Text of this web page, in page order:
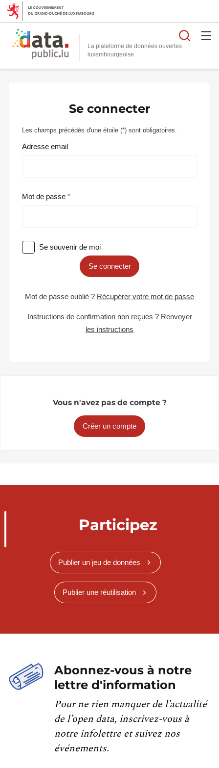
La plateforme de données ouvertes
Se connecter
Les champs précédés d'une étoile (*) sont obligatoires.
Adresse email
Mot de passe
Se souvenir de moi
Se connecter
Mot de passe oublié ? Récupérer votre mot de passe
Instructions de confirmation non reçues ? Renvoyer
les instructions
Vous n'avez pas de compte ?
Créer un compte
Participez
Publier un jeu de données
Publier une réutilisation
Abonnez-vous à notre
lettre d'information
Pour ne rien manquer de l’actualité
de l’open data, inscrivez-vous à
notre infolettre et suivez nos
événements.